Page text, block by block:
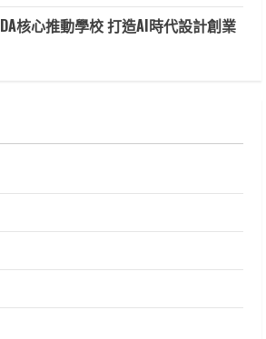
核心推動學校 打造AI時代設計創業